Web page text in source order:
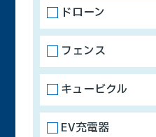
ドローン
フェンス
キュービクル
EV充電器